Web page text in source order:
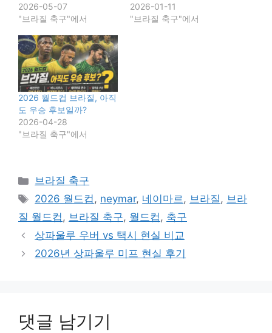
2026-05-07
"브라질 축구"에서
2026-01-11
"브라질 축구"에서
2026 월드컵 브라질, 아직
도 우승 후보일까?
2026-04-28
"브라질 축구"에서
카
테
리
브라질 축구
태
그
2026 월드컵, neymar, 네이마르, 브라질, 브라
질 월드컵, 브라질 축구, 월드컵, 축구
상파울루 우버 vs 택시 현실 비교
2026년 상파울루 미프 현실 후기
댓글 남기기